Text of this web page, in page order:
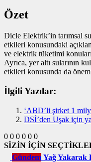
Özet
Dicle Elektrik’in tarımsal
etkileri konusundaki
ve elektrik tüketimi
Ayrıca, yer altı sularının
etkileri konusunda da
İlgili Yazılar:
‘ABD’li şirket 1
DSİ’den Uşak için
0 0 0 0 0 0
SİZİN İÇİN
Gündem Yağ Yakarak